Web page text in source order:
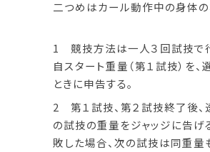
二つめはカール動作中の身体の
1 競技方法は一人３回試技で
自スタート重量（第１試技）を、
ときに申告する。
2 第１試技、第２試技終了後、
の試技の重量をジャッジに告げ
敗した場合、次の試技は同重量